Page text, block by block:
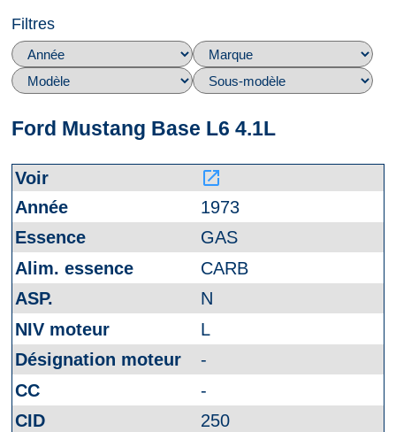
Filtres
Ford Mustang Base L6 4.1L
launch
1973
GAS
CARB
N
L
-
-
250